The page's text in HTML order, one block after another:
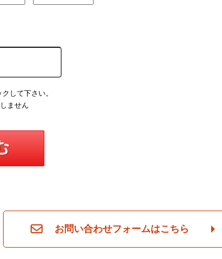
して下さい。
ません
お問い合わせフォームはこちら